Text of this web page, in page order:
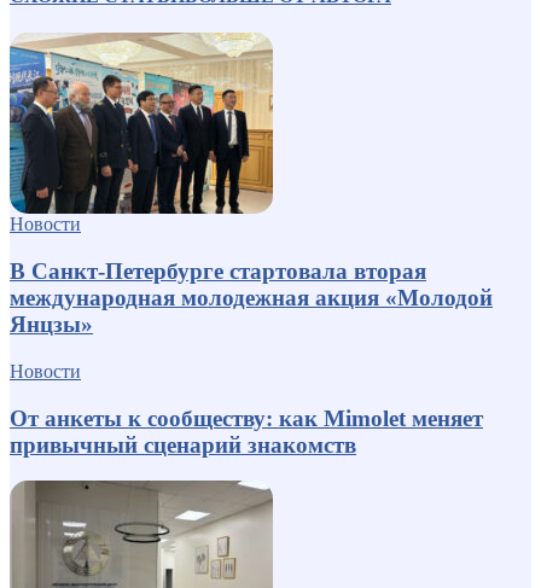
Новости
В Санкт-Петербурге стартовала вторая
международная молодежная акция «Молодой
Янцзы»
Новости
От анкеты к сообществу: как Mimolet меняет
привычный сценарий знакомств